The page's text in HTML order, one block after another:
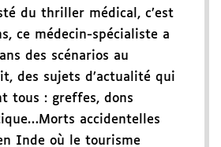
du thriller médical, c’est
ce médecin-spécialiste a
des scénarios au
des sujets d’actualité qui
tous : greffes, dons
accidentelles
Inde où le tourisme